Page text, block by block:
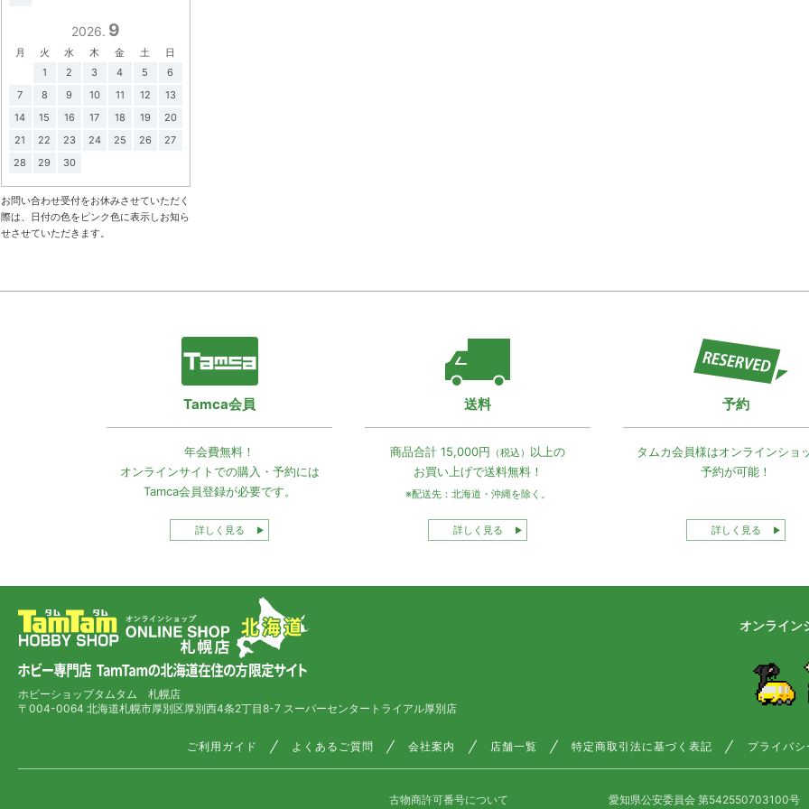
2026. 9
月 火 水 木 金 土
日
1
2 3 4 5
6
7
8 9 10 11 12
13
14
15 16 17 18 19
20
21
22 23 24 25 26
27
28
29 30
お問い合わせ受付をお休みさせていただく
際は、日付の色をピンク色に表示しお知ら
せさせていただきます。
Tamca会員
年会費無料！
オンラインサイトでの購入・予約には
Tamca会員登録が必要です。
詳しく見る
送料
商品合計 15,000円 （税込） 以上の
お買い上げで送料無料！
※配送先：北海道・沖縄を除く。
詳しく見る
予約
タムカ会員様はオンラインショ
予約が可能！
詳しく見る
ホビーショップタムタム 札幌店
〒004-0064 北海道札幌市厚別区厚別西4条2丁目8-7 スーパーセンタートライアル厚別店
オンライン
ご利用ガイド よくあるご質問 会社案内 店舗一覧 特定商取引法に基づく表記 プライバ
古物商許可番号について 愛知県公安委員会 第542550703100号